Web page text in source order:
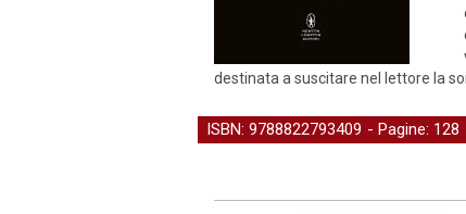
destinata a suscitare nel lettore la
ISBN: 9788822793409 - Pagine: